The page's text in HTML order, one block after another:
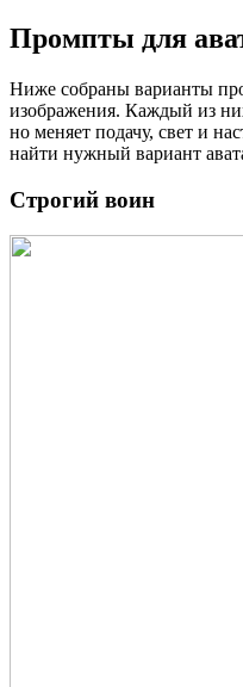
Промпты для
Ниже собраны варианты
изображения. Каждый из
но меняет подачу, свет и
найти нужный вариант
Строгий воин